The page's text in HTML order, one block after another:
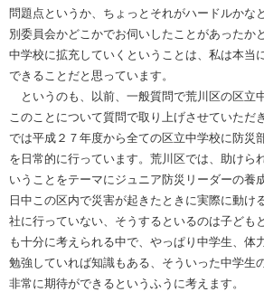
問題点というか、ちょっとそれがハードルかな
別委員会かどこかでお伺いしたことがあったか
中学校に拡充していくということは、私は本当
できることだと思っています。
というのも、以前、一般質問で荒川区の区立
このことについて質問で取り上げさせていただ
では平成２７年度から全ての区立中学校に防災
を日常的に行っています。荒川区では、助けら
いうことをテーマにジュニア防災リーダーの養
日中この区内で災害が起きたときに実際に動け
社に行っていない、そうするといるのは子ども
も十分に考えられる中で、やっぱり中学生、体
勉強していれば知識もある、そういった中学生
非常に期待ができるというふうに考えます。